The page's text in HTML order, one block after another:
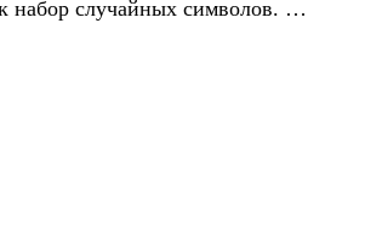
набор случайных символов. …